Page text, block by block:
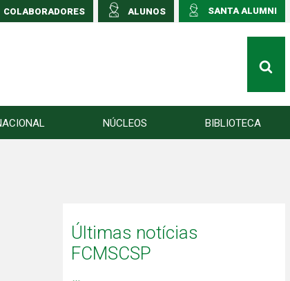
SANTA ALUMNI
ALUNOS
COLABORADORES
NÚCLEOS BIBLIOTECA
Últimas notícias
FCMSCSP